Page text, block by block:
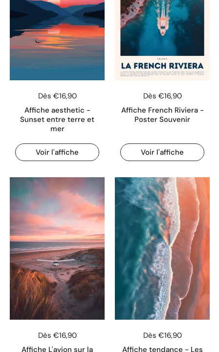
Dès €16,90
Affiche aesthetic -
Sunset entre terre et
mer
Voir l'affiche
Dès €16,90
Affiche French Riviera -
Poster Souvenir
Voir l'affiche
Dès €16,90
Affiche L'avion sur la
Dès €16,90
Affiche tendance - Les